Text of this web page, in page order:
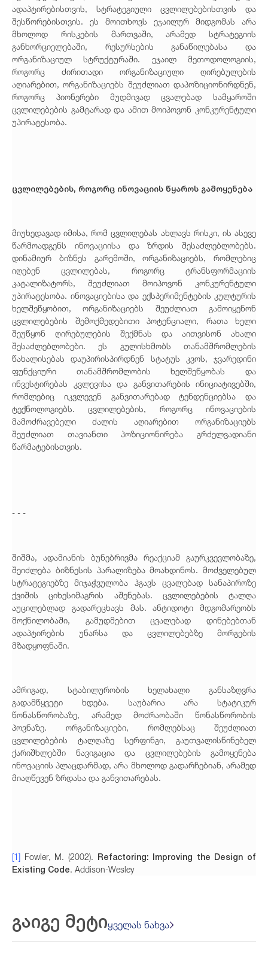
ადაპტირებისთვის, სტრატეგიული ცვლილებებისთვის და
შესწორებისთვის. ეს მოითხოვს ეჯაილურ მიდგომას არა
მხოლოდ რისკების მართვაში, არამედ სტრატეგიის
განხორციელებაში, რესურსების განაწილებასა და
ორგანიზაციულ სტრუქტურაში. ეჯაილ მეთოდოლოგიის,
როგორც ძირითადი ორგანიზაციული ღირებულების
აღიარებით, ორგანიზაციებს შეუძლიათ დაპოზიციონირდნენ,
როგორც პიონერები მუდმივად ცვალებად სამყაროში
ცვლილებების გამტარად და ამით მოიპოვონ კონკურენტული
უპირატესობა.
ცვლილებების, როგორც ინოვაციის წყაროს გამოყენება
მიუხედავად იმისა, რომ ცვლილებას ახლავს რისკი, ის ასევე
წარმოადგენს ინოვაციისა და ზრდის შესაძლებლობებს.
დინამიურ ბიზნეს გარემოში, ორგანიზაციებს, რომლებიც
იღებენ ცვლილებას, როგორც ტრანსფორმაციის
კატალიზატორს, შეუძლიათ მოიპოვონ კონკურენტული
უპირატესობა. ინოვაციებისა და ექსპერიმენტების კულტურის
ხელშეწყობით, ორგანიზაციებს შეუძლიათ გამოიყენონ
ცვლილებების შემოქმედებითი პოტენციალი, რათა ხელი
შეუწყონ ღირებულების შექმნას და აითვისონ ახალი
შესაძლებლობები. ეს გულისხმობს თანამშრომლების
წახალისებას დაუპირისპირდნენ სტატუს კვოს, ჯვარედინი
ფუნქციური თანამშრომლობის ხელშეწყობას და
ინვესტირებას კვლევისა და განვითარების ინიციატივებში,
რომლებიც იკვლევენ განვითარებად ტენდენციებსა და
ტექნოლოგიებს. ცვლილებების, როგორც ინოვაციების
მამოძრავებელი ძალის აღიარებით ორგანიზაციებს
შეუძლიათ თავიანთი პოზიციონირება გრძელვადიანი
წარმატებისთვის.
- - -
შიშმა, ადამიანის ბუნებრივმა რეაქციამ გაურკვევლობაზე,
შეიძლება ბიზნესის პარალიზება მოახდინოს. მოძველებულ
სტრატეგიებზე მიჯაჭვულობა ჰგავს ცვალებად სანაპიროზე
ქვიშის ციხესიმაგრის აშენებას. ცვლილებების ტალღა
აუცილებლად გადარეცხავს მას. ანტიდოტი მდგომარეობს
მოქნილობაში, გამუდმებით ცვალებად დინებებთან
ადაპტირების უნარსა და ცვლილებებზე მორგების
მზადყოფნაში.
ამრიგად, სტაბილურობის ხელახალი განსაზღვრა
გადამწყვეტი ხდება. საუბარია არა სტატიკურ
წონასწორობაზე, არამედ მოძრაობაში წონასწორობის
პოვნაზე. ორგანიზაციები, რომლებსაც შეუძლიათ
ცვლილებების ტალღაზე სერფინგი, გაუთვალისწინებელ
ქარიშხლებში ნავიგაცია და ცვლილებების გამოყენება
ინოვაციის პლაცდარმად, არა მხოლოდ გადარჩებიან, არამედ
მიაღწევენ ზრდასა და განვითარებას.
[1] Fowler, M. (2002). Refactoring: Improving the Design of
Existing Code. Addison-Wesley
გაიგე მეტიყველას ნახვა